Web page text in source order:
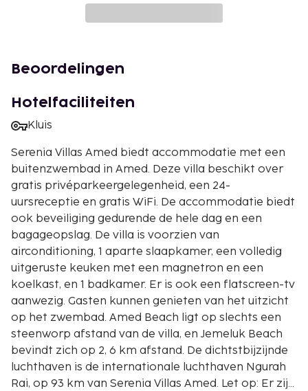
Beoordelingen
Hotelfaciliteiten
Kluis
Serenia Villas Amed biedt accommodatie met een
buitenzwembad in Amed. Deze villa beschikt over
gratis privéparkeergelegenheid, een 24-
uursreceptie en gratis WiFi. De accommodatie biedt
ook beveiliging gedurende de hele dag en een
bagageopslag. De villa is voorzien van
airconditioning, 1 aparte slaapkamer, een volledig
uitgeruste keuken met een magnetron en een
koelkast, en 1 badkamer. Er is ook een flatscreen-tv
aanwezig. Gasten kunnen genieten van het uitzicht
op het zwembad. Amed Beach ligt op slechts een
steenworp afstand van de villa, en Jemeluk Beach
bevindt zich op 2, 6 km afstand. De dichtstbijzijnde
luchthaven is de internationale luchthaven Ngurah
Rai, op 93 km van Serenia Villas Amed. Let op: Er zijn